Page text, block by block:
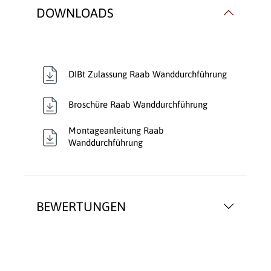
BEWERTUNGEN
DOWNLOADS
DIBt Zulassung Raab Wanddurchführung
Broschüre Raab Wanddurchführung
Montageanleitung Raab
Wanddurchführung